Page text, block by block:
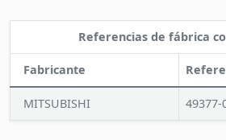
Referencias de fábrica
Fabricante
MITSUBISHI 49377-